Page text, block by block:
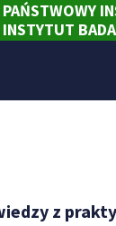
PAŃSTWOWY
INSTYTUT
z